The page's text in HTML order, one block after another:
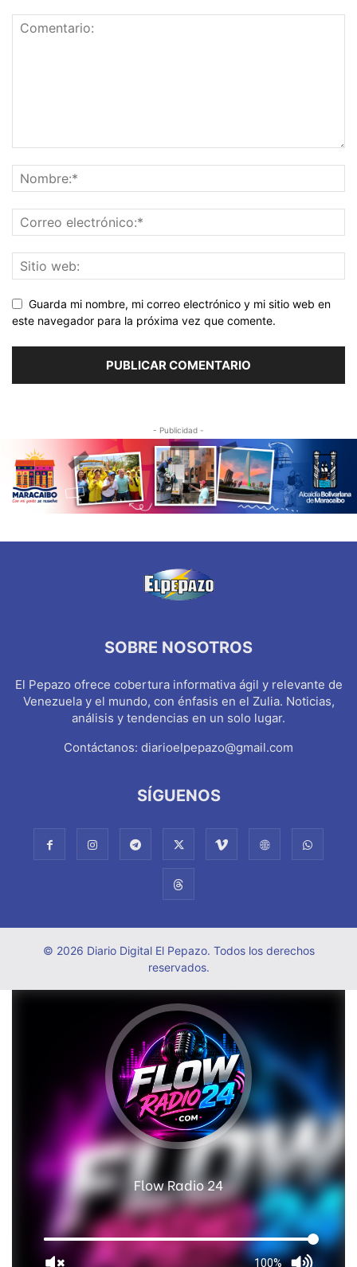
Guarda mi nombre, mi correo electrónico y mi sitio web en
este navegador para la próxima vez que comente.
- Publicidad -
SOBRE NOSOTROS
El Pepazo ofrece cobertura informativa ágil y relevante de
Venezuela y el mundo, con énfasis en el Zulia. Noticias,
análisis y tendencias en un solo lugar.
Contáctanos: diarioelpepazo@gmail.com
SÍGUENOS
© 2026 Diario Digital El Pepazo. Todos los derechos
reservados.